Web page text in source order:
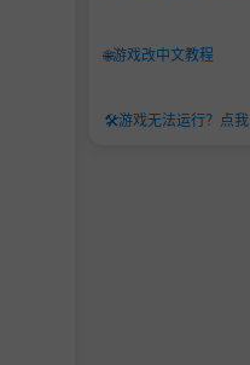
🌐游戏改中文教程
🛠️游戏无法运行？点我